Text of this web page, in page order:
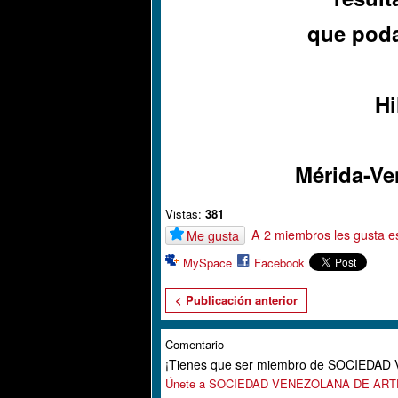
que
Mérida-
Vistas: 381
Me gusta A 2 miembros les gusta
MySpace Facebook
< Publicación anterior
Comentario
¡Tienes que ser miembro de
Únete a SOCIEDAD VENEZOLANA DE